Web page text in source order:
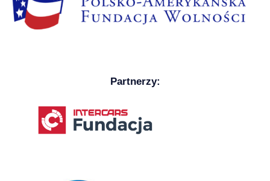
Partnerzy: